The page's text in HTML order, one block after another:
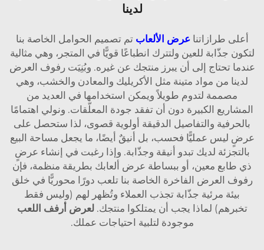
لدينا
أعلى طرازاتناعرض الألعابتم تصميم الحوامل الخاصة بنا
لتكون جذّابة للعين ولتترك انطباعًا قويًّا في المتجر، وهي مثالية
عندما تحتاج إلى أن يبرز منتجك عن غيره. وبُنِيَت رفوف العرض
لدينا من مواد متينة مثل الأكريليك والمعادن والخشب، وهي
مصممة لتدوم طويلاً ويمكن استخدامها في العديد من
المشاريع الكبيرة دون أن تفقد جودة المعلّقات. ونولي اهتمامًا
بالحرفية والتفاصيل الدقيقة أولوية قصوى، لذا ستحصل على
عرضٍ ليس عمليًّا فحسب، بل أنيقٌ أيضًا، ما يجعل مساحة البيع
بالتجزئة لديك تبدو أنيقة وجذّابة. وإذا رغبت في إنشاء عرضٍ
ذي طابع معين، أو ببساطة عرض ألعابك بطريقة منظمة، فإن
رفوف العرض الفاخرة الخاصة بنا تلعب دورًا محوريًّا في خلق
بيئة مرئية جذّابة تجذب العملاء وتُظهر لهم (وليس فقط
تخبرهم) لماذا يجب أن يمتلكوا منتجك.لعرض أرفف اللعب
موجودة لتلبية احتياجات عملك.